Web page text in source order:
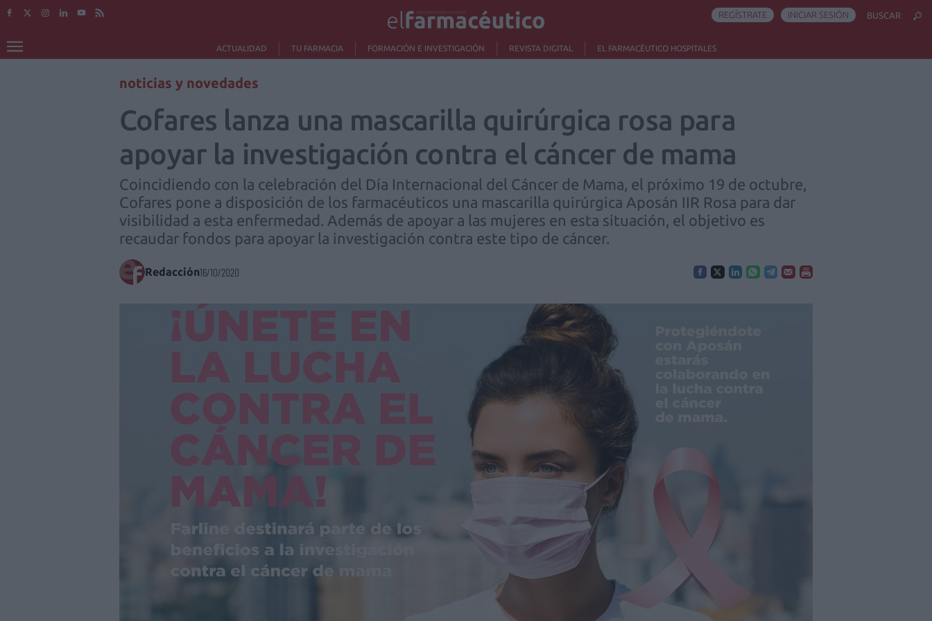
ACTUALIDAD TU FARMACIA FORMACIÓN E INVESTIGACIÓN REVISTA DIGITAL EL FARMACÉUTICO HOSPITALES
REGÍSTRATE INICIAR SESIÓN BUSCAR
noticias y novedades
Cofares lanza una mascarilla quirúrgica rosa para
apoyar la investigación contra el cáncer de mama
Coincidiendo con la celebración del Día Internacional del Cáncer de Mama, el próximo 19 de octubre,
Cofares pone a disposición de los farmacéuticos una mascarilla quirúrgica Aposán IIR Rosa para dar
visibilidad a esta enfermedad. Además de apoyar a las mujeres en esta situación, el objetivo es
recaudar fondos para apoyar la investigación contra este tipo de cáncer.
Redacción16/10/2020